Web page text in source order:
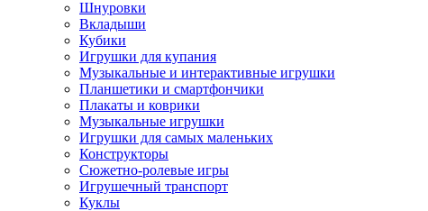
Шнуровки
Вкладыши
Кубики
Игрушки для купания
Музыкальные и интерактивные игрушки
Планшетики и смартфончики
Плакаты и коврики
Музыкальные игрушки
Игрушки для самых маленьких
Конструкторы
Сюжетно-ролевые игры
Игрушечный транспорт
Куклы